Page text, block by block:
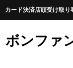
カード決済店頭受け取り
ボンファ